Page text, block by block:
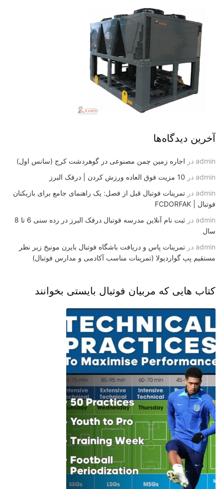
آخرین دیدگاه‌ها
admin در اجاره زمین چمن مصنوعی در گوهردشت کرج (سانس اول)
admin در 10 مزیت فوق العاده ورزش کردن | درفک البرز
admin در تمرینات فوتبال قبل از فصل: یک راهنمای جامع برای بازیکنان
فوتبال | FCDORFAK
admin در
ثبت نام آنلاین مدرسه فوتبال درفک البرز در رده سنی 6 تا 8
سال
admin در تمرینات پاس و دریافت باشگاه فوتبال بایرن مونیخ زیر نظر
مستقیم پپ گواردیولا (تمرینات مناسب آکادمی و مدارس فوتبال)
کتاب هایی که مربیان فوتبال بایستی بخوانند